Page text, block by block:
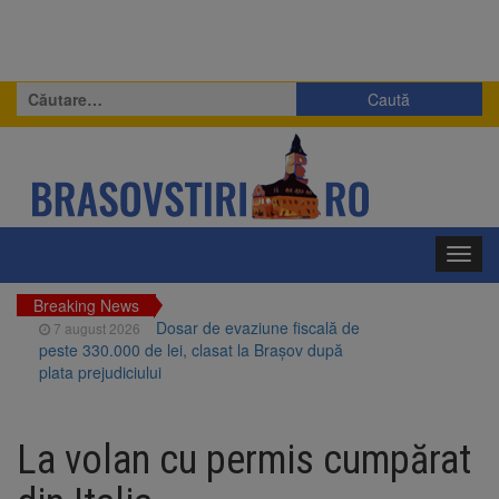
Caută
după:
Breaking News
7 august 2026
Dosar de evaziune fiscală de
peste 330.000 de lei, clasat la Brașov după
plata prejudiciului
sistarea plăților către Brai-Cata și Comprest.
Motivul: platforme de gunoi neigienizate
La volan cu permis cumpărat